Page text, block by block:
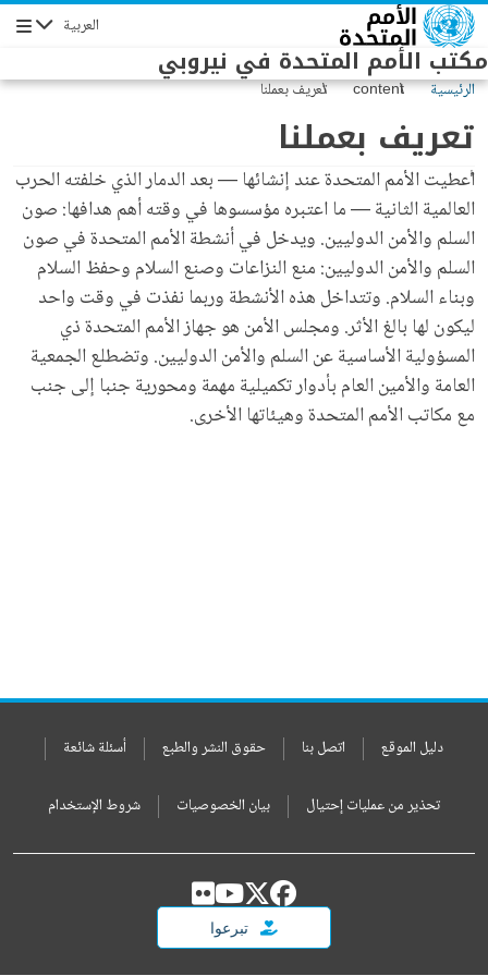
Skip to main content العربية
مكتب الأمم المتحدة في نيروبي
الرئيسية content تعريف بعملنا
تعريف بعملنا
أُعطيت الأمم المتحدة عند إنشائها — بعد الدمار الذي خلفته الحرب
العالمية الثانية — ما اعتبره مؤسسوها في وقته أهم هدافها: صون
السلم والأمن الدوليين. ويدخل في أنشطة الأمم المتحدة في صون
السلم والأمن الدوليين: منع النزاعات وصنع السلام وحفظ السلام
وبناء السلام. وتتداخل هذه الأنشطة وربما نفذت في وقت واحد
ليكون لها بالغ الأثر. ومجلس الأمن هو جهاز الأمم المتحدة ذي
المسؤولية الأساسية عن السلم والأمن الدوليين. وتضطلع الجمعية
العامة والأمين العام بأدوار تكميلية مهمة ومحورية جنبا إلى جنب
مع مكاتب الأمم المتحدة وهيئاتها الأخرى.
دليل الموقع اتصل بنا حقوق النشر والطبع أسئلة شائعة
تحذير من عمليات إحتيال بيان الخصوصيات شروط الإستخدام
تبرعوا